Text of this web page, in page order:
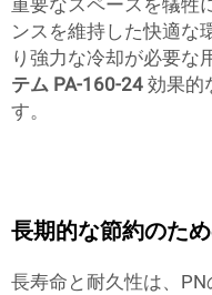
重要なスペースを犠牲
ンスを維持した快適な
り強力な冷却が必要な
テム PA-160-24 効果的
す。
長期的な節約のた
長寿命と耐久性は、